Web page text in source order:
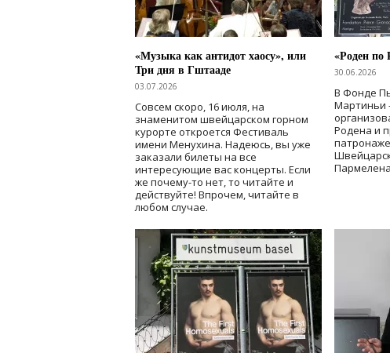
«Музыка как антидот хаосу», или
Три дня в Гштааде
03.07.2026
Совсем скоро, 16 июля, на
знаменитом швейцарском горном
курорте откроется Фестиваль
имени Менухина. Надеюсь, вы уже
заказали билеты на все
интересующие вас концерты. Если
же почему-то нет, то читайте и
действуйте! Впрочем, читайте в
любом случае.
«Роден по
30.06.2026
В Фонде
Мартиньи
Родена и